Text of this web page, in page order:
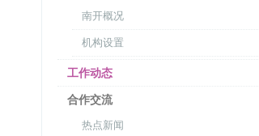
南开概况
机构设置
工作动态
合作交流
热点新闻